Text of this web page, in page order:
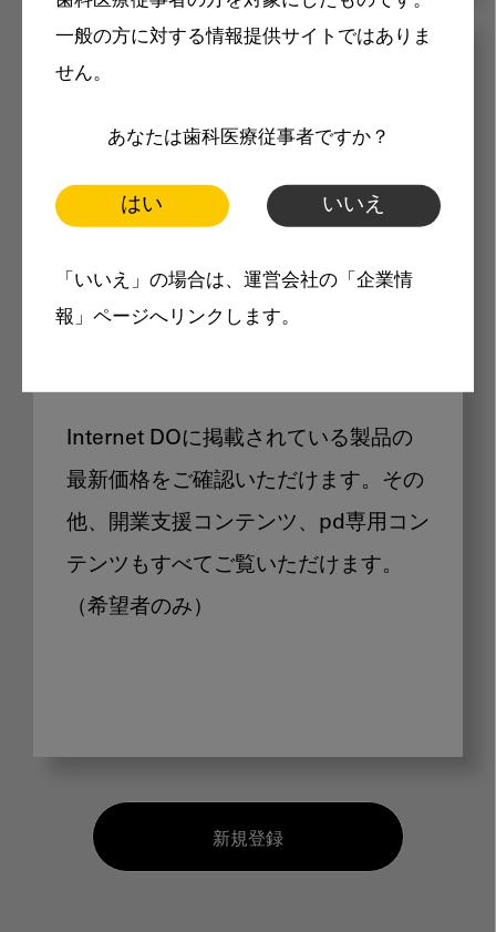
一般の方に対する情報提供サイトではありま
せん。
あなたは歯科医療従事者ですか？
はい いいえ
「いいえ」の場合は、運営会社の「企業情
報」ページへリンクします。
Internet DOに掲載されている
製品価格も閲覧可能
Internet DOに掲載されている製品の
最新価格をご確認いただけます。その
他、開業支援コンテンツ、pd専用コン
テンツもすべてご覧いただけます。
（希望者のみ）
新規登録